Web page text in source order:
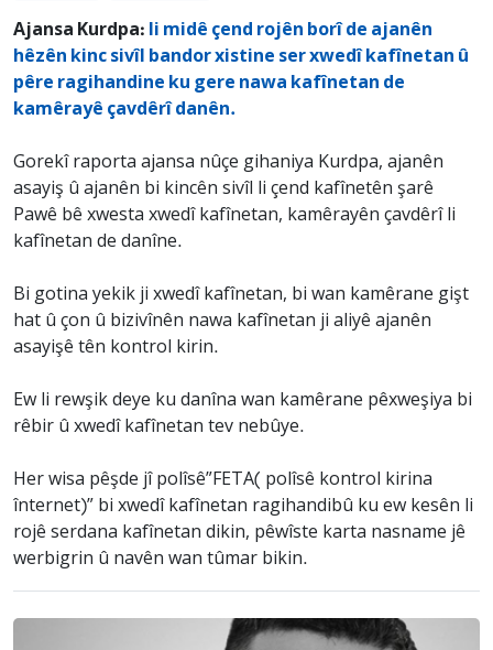
Ajansa Kurdpa: li midê çend rojên borî de ajanên
hêzên kinc sivîl bandor xistine ser xwedî kafînetan û
pêre ragihandine ku gere nawa kafînetan de
kamêrayê çavdêrî danên.
Gorekî raporta ajansa nûçe gihaniya Kurdpa, ajanên
asayiş û ajanên bi kincên sivîl li çend kafînetên şarê
Pawê bê xwesta xwedî kafînetan, kamêrayên çavdêrî li
kafînetan de danîne.
Bi gotina yekik ji xwedî kafînetan, bi wan kamêrane gişt
hat û çon û bizivînên nawa kafînetan ji aliyê ajanên
asayişê tên kontrol kirin.
Ew li rewşik deye ku danîna wan kamêrane pêxweşiya bi
rêbir û xwedî kafînetan tev nebûye.
Her wisa pêşde jî polîsê”FETA( polîsê kontrol kirina
înternet)” bi xwedî kafînetan ragihandibû ku ew kesên li
rojê serdana kafînetan dikin, pêwîste karta nasname jê
werbigrin û navên wan tûmar bikin.